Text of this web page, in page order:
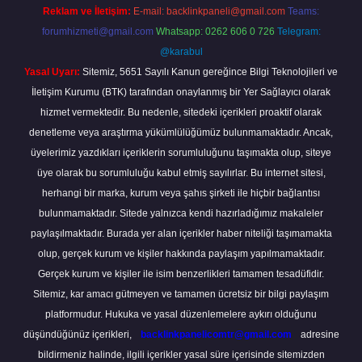
Reklam ve İletişim: E-mail: backlinkpaneli@gmail.com Teams:
forumhizmeti@gmail.com Whatsapp: 0262 606 0 726 Telegram:
@karabul
Yasal Uyarı: Sitemiz, 5651 Sayılı Kanun gereğince Bilgi Teknolojileri ve
İletişim Kurumu (BTK) tarafından onaylanmış bir Yer Sağlayıcı olarak
hizmet vermektedir. Bu nedenle, sitedeki içerikleri proaktif olarak
denetleme veya araştırma yükümlülüğümüz bulunmamaktadır. Ancak,
üyelerimiz yazdıkları içeriklerin sorumluluğunu taşımakta olup, siteye
üye olarak bu sorumluluğu kabul etmiş sayılırlar. Bu internet sitesi,
herhangi bir marka, kurum veya şahıs şirketi ile hiçbir bağlantısı
bulunmamaktadır. Sitede yalnızca kendi hazırladığımız makaleler
paylaşılmaktadır. Burada yer alan içerikler haber niteliği taşımamakta
olup, gerçek kurum ve kişiler hakkında paylaşım yapılmamaktadır.
Gerçek kurum ve kişiler ile isim benzerlikleri tamamen tesadüfidir.
Sitemiz, kar amacı gütmeyen ve tamamen ücretsiz bir bilgi paylaşım
platformudur. Hukuka ve yasal düzenlemelere aykırı olduğunu
düşündüğünüz içerikleri,
backlinkpanelicomtr@gmail.com
adresine
bildirmeniz halinde, ilgili içerikler yasal süre içerisinde sitemizden